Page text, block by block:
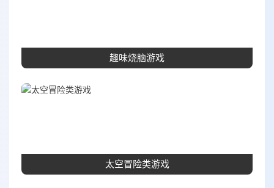
趣味烧脑游戏
太空冒险类游戏